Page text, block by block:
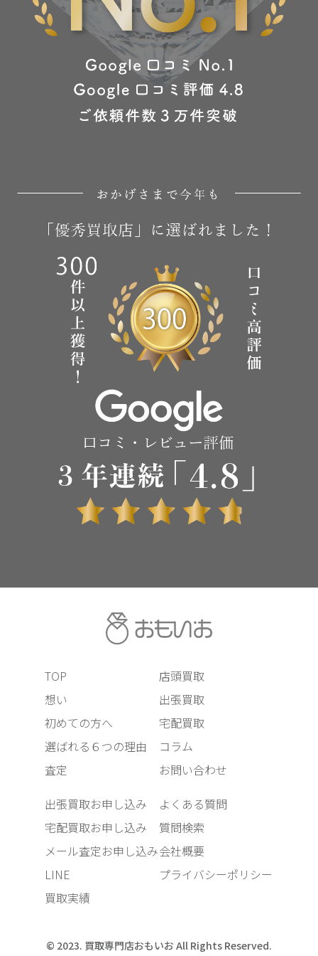
TOP
想い
初めての方へ
選ばれる６つの理由
査定
店頭買取
出張買取
宅配買取
コラム
お問い合わせ
出張買取お申し込み
宅配買取お申し込み
メール査定お申し込み
LINE
買取実績
よくある質問
質問検索
会社概要
プライバシーポリシー
© 2023. 買取専門店おもいお All Rights Reserved.